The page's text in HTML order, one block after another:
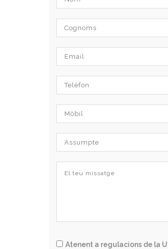
Atenent a regulacions de la